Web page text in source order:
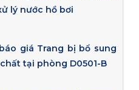
lý nước hồ bơi
giá Trang bị bổ sung
tại phòng D0501-B